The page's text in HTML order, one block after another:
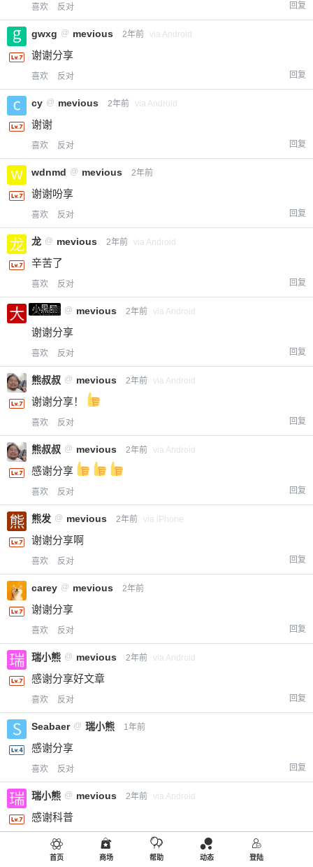
喜欢 反对 回复
gwxg @ mevious 2年前 via Android
谢谢分享
喜欢 反对 回复
cy @ mevious 2年前 via Android
谢谢
喜欢 反对 回复
wdnmd @ mevious 2年前
谢谢吩享
喜欢 反对 回复
龙 @ mevious 2年前 via Android
辛苦了
喜欢 反对 回复
小黑屋
大白熊 @ mevious 2年前 via Android
谢谢分享
喜欢 反对 回复
熊叔叔 @ mevious 2年前 via Android
谢谢分享！
喜欢 反对 回复
熊叔叔 @ mevious 2年前 via Android
感谢分享
喜欢 反对 回复
熊发 @ mevious 2年前 via iPhone
谢谢分享啊
喜欢 反对 回复
carey @ mevious 2年前
谢谢分享
喜欢 反对 回复
瑞小熊 @ mevious 2年前 via Android
感谢分享好文章
喜欢 反对 回复
Seabaer @ 瑞小熊 1年前
感谢分享
喜欢 反对 回复
瑞小熊 @ mevious 2年前 via Android
感谢科普
反对
@
首页 商场 帮助 动态 登陆